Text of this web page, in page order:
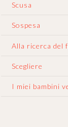
Scusa
Sospesa
Alla ricerca del
Scegliere
I miei bambini